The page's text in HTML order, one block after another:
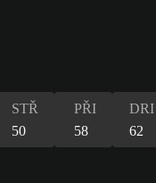
STŘ
50
PŘI
58
DRI
62